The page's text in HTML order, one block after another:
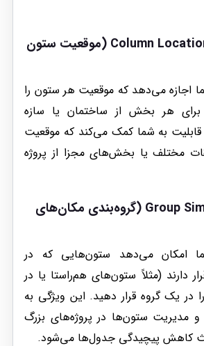
Column Location per Segment (موقعیت ستون
اجازه می‌دهد که موقعیت هر ستون را
برای هر بخش از ساختمان یا سازه
به شما کمک می‌کند که موقعیت
مختلف یا بخش‌های مجزا از پروژه
Group Similar Locations (گروه‌بندی مکان‌های
امکان می‌دهد ستون‌هایی که در
دارند (مثلاً ستون‌های هم‌راستا یا در
یک گروه قرار دهید. این ویژگی به
و مدیریت ستون‌ها در پروژه‌های بزرگ
کاهش پیچیدگی جدول‌ها می‌شود.